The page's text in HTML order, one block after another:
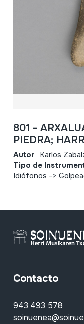
801 -
PIEDRA;
Autor Karlos
Tipo de
Idiófonos ->
Contacto
943 493 578